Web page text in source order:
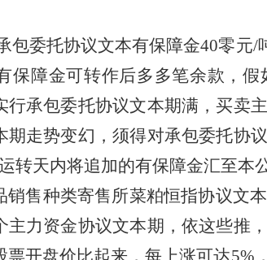
包委托协议文本有保障金40零元
保障金可转作后多多笔余款，
行承包委托协议文本期满，买卖
期走势变幻，须得对承包委托协
转天内将追加的有保障金汇至
售种类寄售所菜粕恒指协议文
主力资金协议文本期，依这些推
票开盘价比起来，每上涨可达